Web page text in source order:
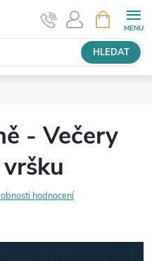
HLEDAT
NÁKUPNÍ
KOŠÍK
- Večery
hodnocení